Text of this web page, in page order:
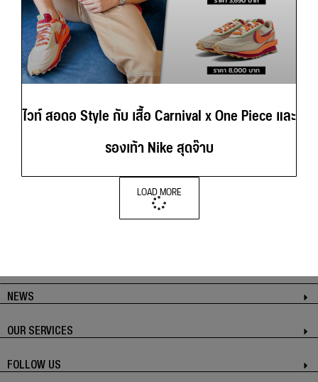
ไวท์ สอดอ Style กับ เสื้อ Carnival x One Piece และ
รองเท้า Nike สุดจ๊าบ
LOAD MORE
NEWS
OUR SERVICES
FOLLOW US